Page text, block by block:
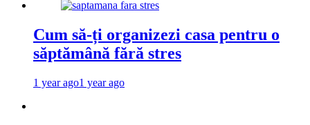
Cum să-ți organizezi casa pentru o
săptămână fără stres
1 year ago1 year ago